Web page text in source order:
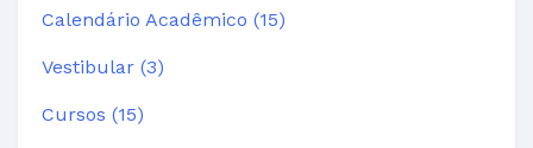
Calendário Acadêmico (15)
Vestibular (3)
Cursos (15)